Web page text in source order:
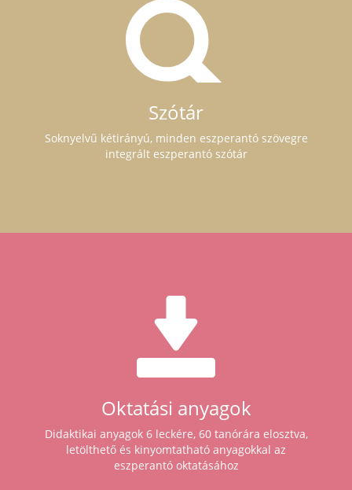
Szótár
Soknyelvű kétirányú, minden eszperantó szövegre
integrált eszperantó szótár
Oktatási anyagok
Didaktikai anyagok 6 leckére, 60 tanórára elosztva,
letölthető és kinyomtatható anyagokkal az
eszperantó oktatásához